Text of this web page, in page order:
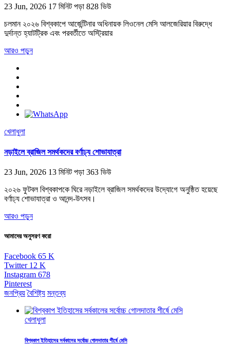
23 Jun, 2026 17 মিনিট পড়া 828 ভিউ
চলমান ২০২৬ বিশ্বকাপে আর্জেন্টিনার অধিনায়ক লিওনেল মেসি আলজেরিয়ার বিরুদ্ধে
দুর্দান্ত হ্যাটট্রিক এবং পরবর্তীতে অস্ট্রিয়ার
আরও পড়ুন
খেলাধুলা
নড়াইলে ব্রাজিল সমর্থকদের বর্ণাঢ্য শোভাযাত্রা
23 Jun, 2026 13 মিনিট পড়া 363 ভিউ
২০২৬ ফুটবল বিশ্বকাপকে ঘিরে নড়াইলে ব্রাজিল সমর্থকদের উদ্যোগে অনুষ্ঠিত হয়েছে
বর্ণাঢ্য শোভাযাত্রা ও আনন্দ-উৎসব।
আরও পড়ুন
আমাদের অনুসরণ করো
Facebook 65 K
Twitter 12 K
Instagram 678
Pinterest
জনপ্রিয় বৈশিষ্ট্য মন্তব্য
খেলাধুলা
বিশ্বকাপ ইতিহাসের সর্বকালের সর্বোচ্চ গোলদাতার শীর্ষে মেসি